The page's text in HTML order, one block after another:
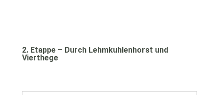
2. Etappe – Durch Lehmkuhlenhorst und
Vierthege